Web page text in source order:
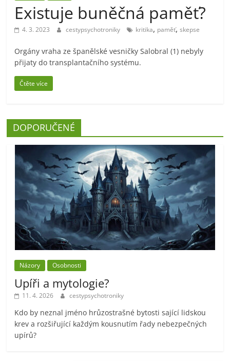
Existuje buněčná paměť?
4. 3. 2023 cestypsychotroniky kritika, paměť,skepse
Orgány vraha ze španělské vesničky Salobral (1) nebyly
přijaty do transplantačního systému.
Čtěte více
DOPORUČENÉ
Názory Osobnosti
Upíři a mytologie?
11. 4. 2026 cestypsychotroniky
Kdo by neznal jméno hrůzostrašné bytosti sající lidskou
krev a rozšiřující každým kousnutím řady nebezpečných
upírů?